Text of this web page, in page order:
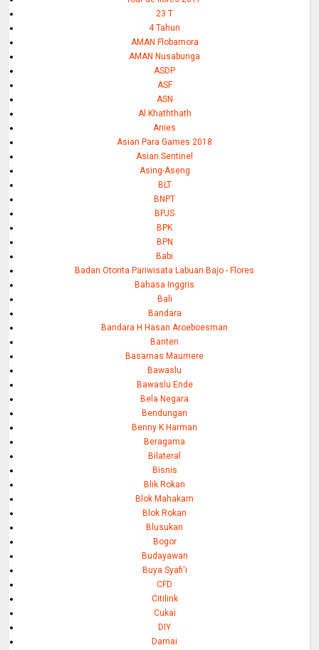
23 T
4 Tahun
AMAN Flobamora
AMAN Nusabunga
ASDP
ASF
ASN
Al Khaththath
Anies
Asian Para Games 2018
Asian Sentinel
Asing-Aseng
BLT
BNPT
BPJS
BPK
BPN
Babi
Badan Otorita Pariwisata Labuan Bajo - Flores
Bahasa Inggris
Bali
Bandara
Bandara H Hasan Aroeboesman
Banten
Basarnas Maumere
Bawaslu
Bawaslu Ende
Bela Negara
Bendungan
Benny K Harman
Beragama
Bilateral
Bisnis
Blik Rokan
Blok Mahakam
Blok Rokan
Blusukan
Bogor
Budayawan
Buya Syafi'i
CFD
Citilink
Cukai
DIY
Damai